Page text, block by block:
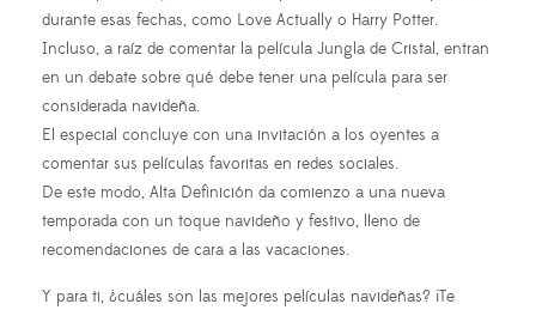
durante esas fechas, como Love Actually o Harry Potter.
Incluso, a raíz de comentar la película Jungla de Cristal, entran
en un debate sobre qué debe tener una película para ser
considerada navideña.
El especial concluye con una invitación a los oyentes a
comentar sus películas favoritas en redes sociales.
De este modo, Alta Definición da comienzo a una nueva
temporada con un toque navideño y festivo, lleno de
recomendaciones de cara a las vacaciones.
Y para ti, ¿cuáles son las mejores películas navideñas? ¡Te